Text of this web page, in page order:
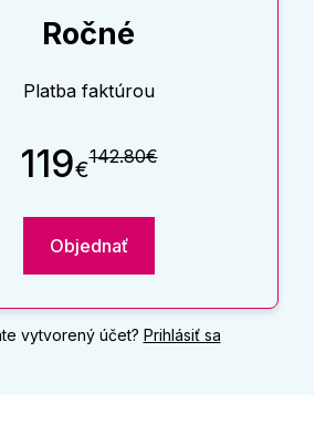
Ročné
Platba faktúrou
119€142.80€
Objednať
vytvorený účet? Prihlásiť sa